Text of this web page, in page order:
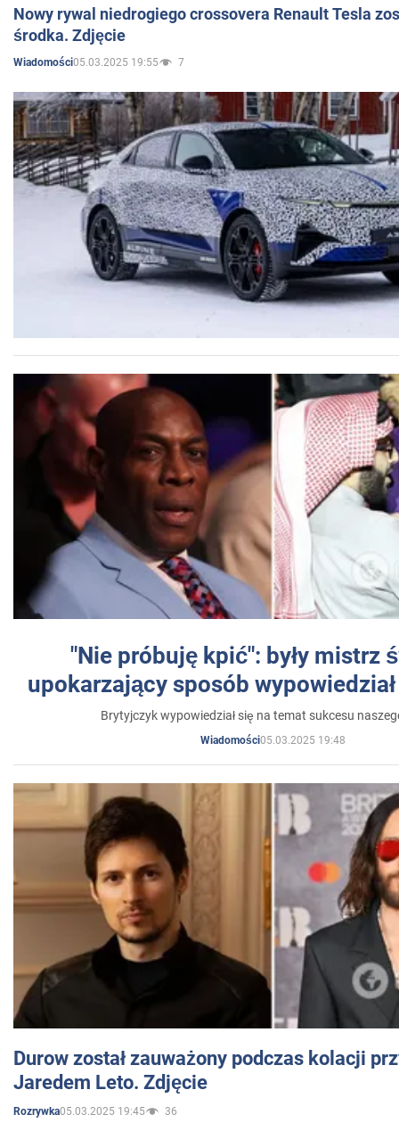
Nowy rywal niedrogiego crossovera Renault Tesla
środka. Zdjęcie
Wiadomości05.03.2025 19:55 7
"Nie próbuję kpić": były mistrz
upokarzający sposób
Brytyjczyk wypowiedział się na temat sukcesu
Wiadomości05.03.2025 19:48
Durow został zauważony podczas kolacji
Jaredem Leto. Zdjęcie
Rozrywka05.03.2025 19:45 36